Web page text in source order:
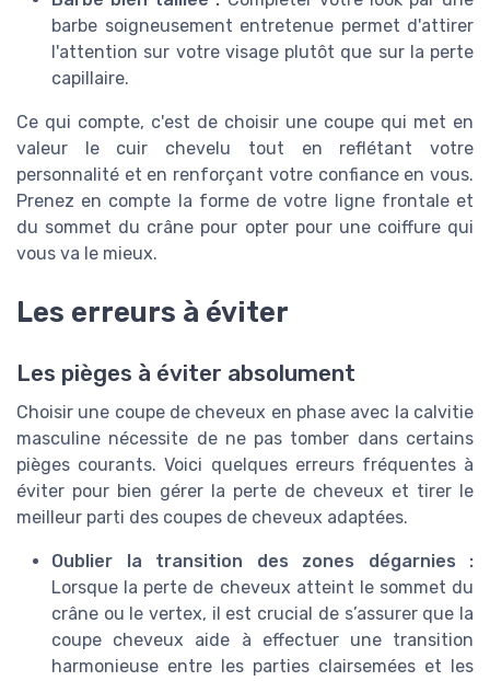
barbe soigneusement entretenue permet d'attirer
l'attention sur votre visage plutôt que sur la perte
capillaire.
Ce qui compte, c'est de choisir une coupe qui met en
valeur le cuir chevelu tout en reflétant votre
personnalité et en renforçant votre confiance en vous.
Prenez en compte la forme de votre ligne frontale et
du sommet du crâne pour opter pour une coiffure qui
vous va le mieux.
Les erreurs à éviter
Les pièges à éviter absolument
Choisir une coupe de cheveux en phase avec la calvitie
masculine nécessite de ne pas tomber dans certains
pièges courants. Voici quelques erreurs fréquentes à
éviter pour bien gérer la perte de cheveux et tirer le
meilleur parti des coupes de cheveux adaptées.
Oublier la transition des zones dégarnies :
Lorsque la perte de cheveux atteint le sommet du
crâne ou le vertex, il est crucial de s’assurer que la
coupe cheveux aide à effectuer une transition
harmonieuse entre les parties clairsemées et les